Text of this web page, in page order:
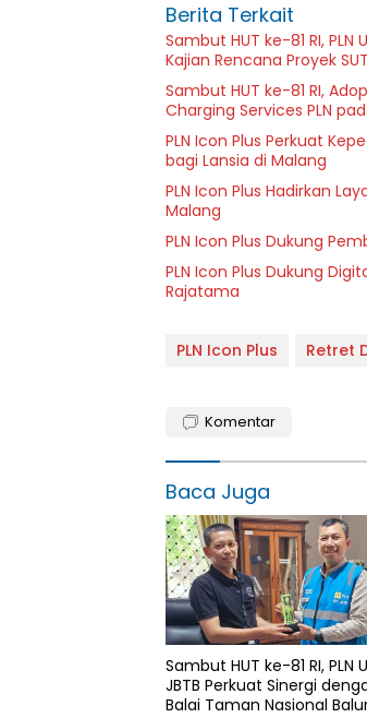
Berita Terkait
Sambut HUT ke-81 RI,
Kajian Rencana Proyek
Sambut HUT ke-81 RI,
Charging Services PLN
PLN Icon Plus Perkuat
bagi Lansia di Malang
PLN Icon Plus Hadirkan
Malang
PLN Icon Plus Dukung
PLN Icon Plus Dukung
Rajatama
PLN Icon Plus Retret
Komentar
Baca Juga
Sambut HUT ke-81 RI, PLN
JBTB Perkuat Sinergi
Balai Taman Nasional